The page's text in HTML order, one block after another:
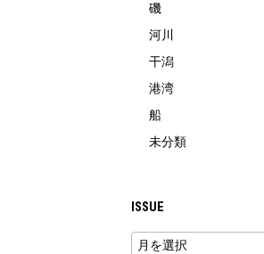
磯
河川
干潟
港湾
船
未分類
ISSUE